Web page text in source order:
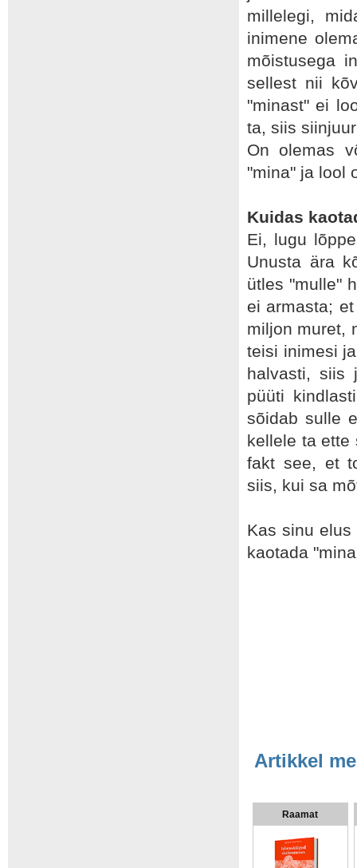
millelegi,
inimene
mõistusega
sellest nii
"minast" ei
ta, siis
On olemas
"mina" ja lool
Kuidas
Ei, lugu
Unusta ära
ütles "mulle"
ei armasta;
miljon muret,
teisi inimesi
halvasti, siis
püüti
sõidab sulle
kellele ta ette
fakt see, et
siis, kui sa
Kas sinu
kaotada
Artikkel
Raamat